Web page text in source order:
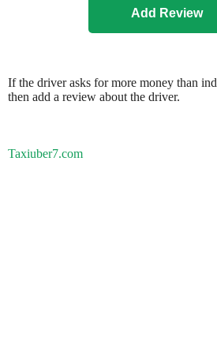
If the driver asks for more money than
then add a review about the driver.
Taxiuber7.com